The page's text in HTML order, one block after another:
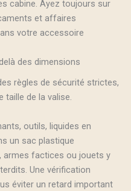
cabine. Ayez toujours sur
et affaires
votre accessoire
des dimensions
règles de sécurité strictes,
taille de la valise.
outils, liquides en
un sac plastique
armes factices ou jouets y
Une vérification
éviter un retard important